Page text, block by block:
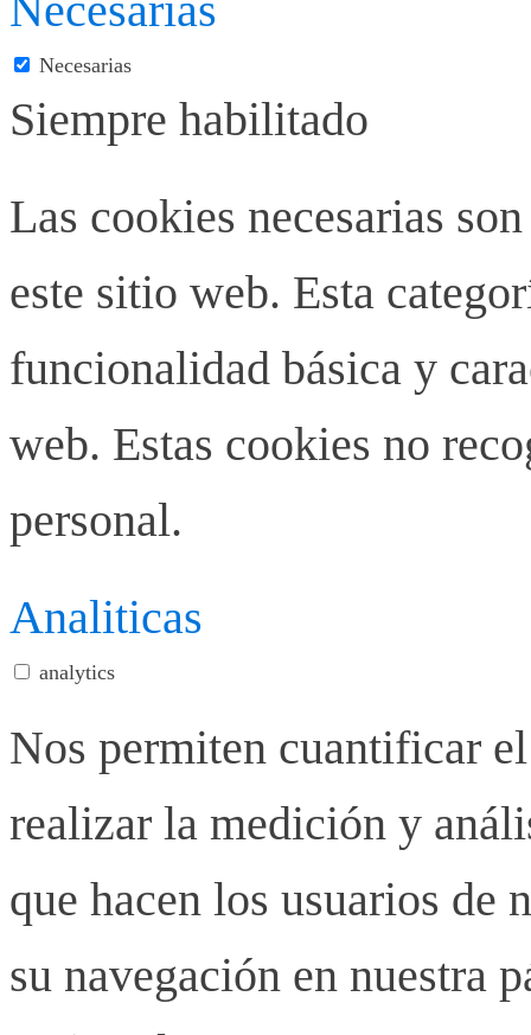
Necesarias
Siempre habilitado
Las cookies necesarias
este sitio web. Esta
funcionalidad básica y
web. Estas cookies no
personal.
Analiticas
analytics
Nos permiten cuantificar
realizar la medición y
que hacen los usuarios de
su navegación en nuestra